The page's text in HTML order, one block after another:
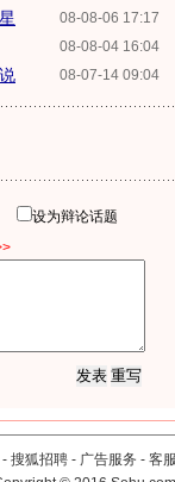
08-08-06 17:17
08-08-04 16:04
08-07-14 09:04
设为辩论话题
- 搜狐招聘 - 广告服务 - 客